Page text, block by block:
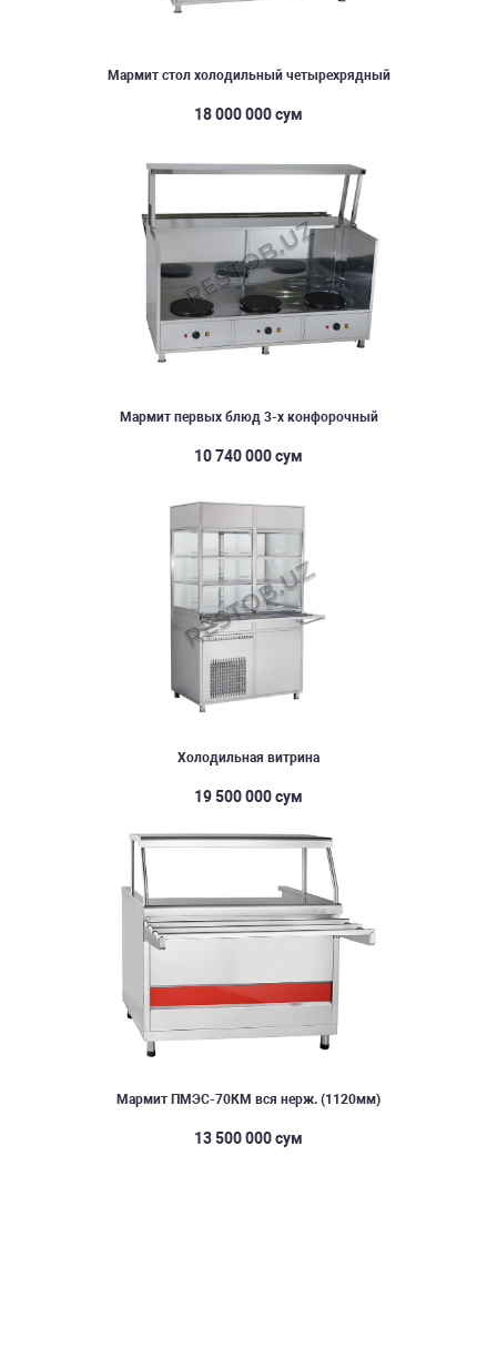
Мармит стол холодильный четырехрядный
18 000 000 сум
Мармит первых блюд 3-х конфорочный
10 740 000 сум
Холодильная витрина
19 500 000 сум
Мармит ПМЭС-70КМ вся нерж. (1120мм)
13 500 000 сум